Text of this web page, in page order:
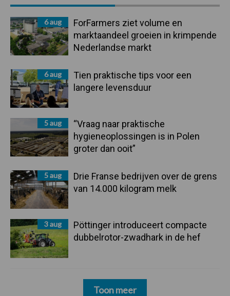
Sidebar
6 aug
ForFarmers ziet volume en
marktaandeel groeien in krimpende
Nederlandse markt
6 aug
Tien praktische tips voor een
langere levensduur
5 aug
“Vraag naar praktische
hygieneoplossingen is in Polen
groter dan ooit”
5 aug
Drie Franse bedrijven over de grens
van 14.000 kilogram melk
3 aug
Pöttinger introduceert compacte
dubbelrotor-zwadhark in de hef
Toon meer